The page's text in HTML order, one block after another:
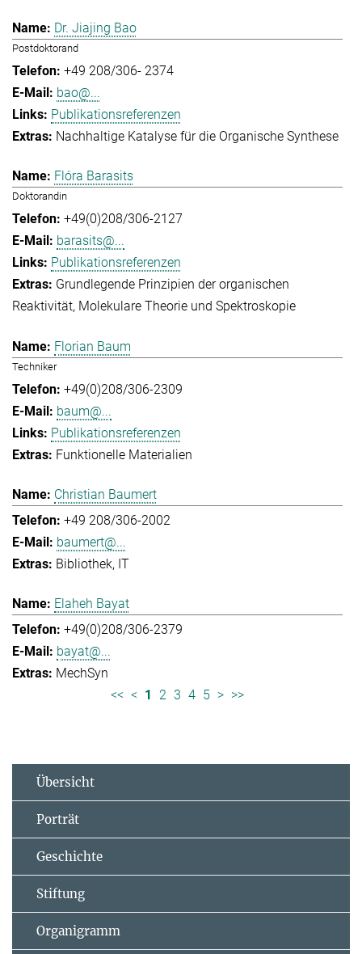
Dr. Jiajing Bao
Postdoktorand
+49 208/306- 2374
bao@...
Publikationsreferenzen
Nachhaltige Katalyse für die Organische Synthese
Flóra Barasits
Doktorandin
+49(0)208/306-2127
barasits@...
Publikationsreferenzen
Grundlegende Prinzipien der organischen
Reaktivität Molekulare Theorie und Spektroskopie
Florian Baum
Techniker
+49(0)208/306-2309
baum@...
Publikationsreferenzen
Funktionelle Materialien
Christian Baumert
+49 208/306-2002
baumert@...
Bibliothek IT
Elaheh Bayat
+49(0)208/306-2379
bayat@...
MechSyn
<< < 1 2 3 4 5 > >>
Übersicht
Porträt
Geschichte
Stiftung
Organigramm